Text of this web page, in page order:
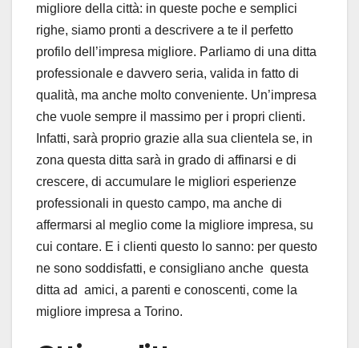
migliore della città: in queste poche e semplici
righe, siamo pronti a descrivere a te il perfetto
profilo dell’impresa migliore. Parliamo di una ditta
professionale e davvero seria, valida in fatto di
qualità, ma anche molto conveniente. Un’impresa
che vuole sempre il massimo per i propri clienti.
Infatti, sarà proprio grazie alla sua clientela se, in
zona questa ditta sarà in grado di affinarsi e di
crescere, di accumulare le migliori esperienze
professionali in questo campo, ma anche di
affermarsi al meglio come la migliore impresa, su
cui contare. E i clienti questo lo sanno: per questo
ne sono soddisfatti, e consigliano anche questa
ditta ad amici, a parenti e conoscenti, come la
migliore impresa a Torino.